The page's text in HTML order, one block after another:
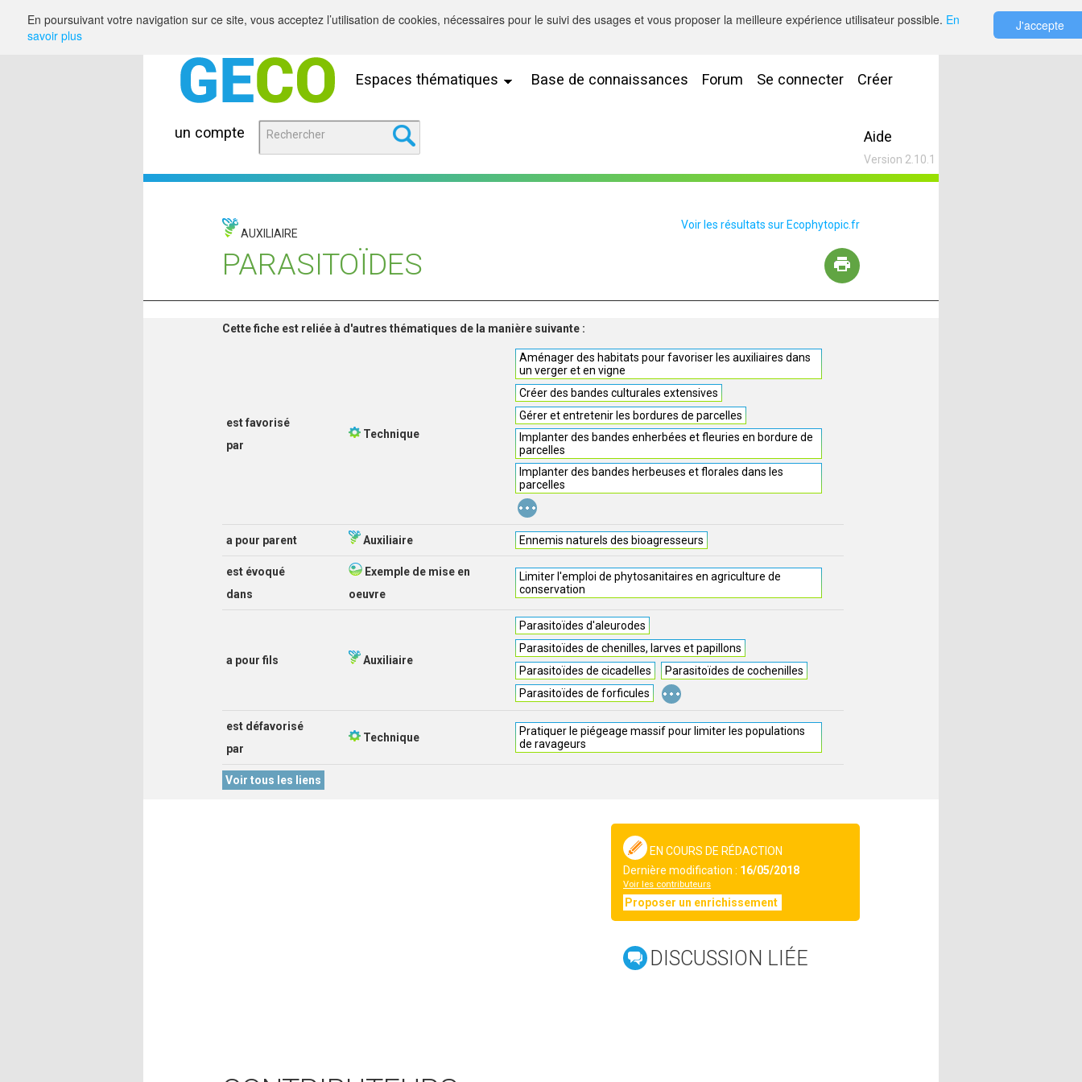
Espaces thématiques Base de connaissances Forum Se connecter Créer
un compte Aide
Version 2.10.1
AUXILIAIRE
Voir les résultats sur Ecophytopic.fr
PARASITOÏDES
Cette fiche est reliée à d'autres thématiques de la manière suivante :
est favorisé
par
Technique
Aménager des habitats pour favoriser les auxiliaires dans
un verger et en vigne
Créer des bandes culturales extensives
Gérer et entretenir les bordures de parcelles
Implanter des bandes enherbées et fleuries en bordure de
parcelles
Implanter des bandes herbeuses et florales dans les
parcelles
...
a pour parent Auxiliaire Ennemis naturels des bioagresseurs
est évoqué
dans
Exemple de mise en
oeuvre
Limiter l'emploi de phytosanitaires en agriculture de
conservation
a pour fils Auxiliaire
Parasitoïdes d'aleurodes
Parasitoïdes de chenilles, larves et papillons
Parasitoïdes de cicadelles
Parasitoïdes de cochenilles
Parasitoïdes de forficules
...
est défavorisé
par
Technique
Pratiquer le piégeage massif pour limiter les populations
de ravageurs
Voir tous les liens
EN COURS DE RÉDACTION
Dernière modification : 16/05/2018
Voir les contributeurs
Proposer un enrichissement
DISCUSSION LIÉE
En poursuivant votre navigation sur ce site, vous acceptez l’utilisation de cookies, nécessaires pour le suivi des usages et vous proposer la meilleure expérience utilisateur possible. En
savoir plus
J'accepte